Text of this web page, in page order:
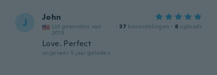
J John
Lid geworden van
2018
· 37 beoordelingen · 8 uploads
Love. Perfect
ongeveer 5 jaar geleden